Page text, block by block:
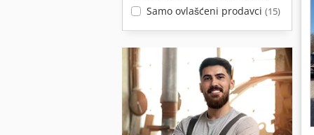
Samo ovlašćeni prodavci (15)